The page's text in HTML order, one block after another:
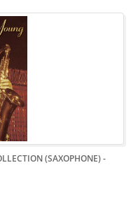
(SAXOPHONE)-